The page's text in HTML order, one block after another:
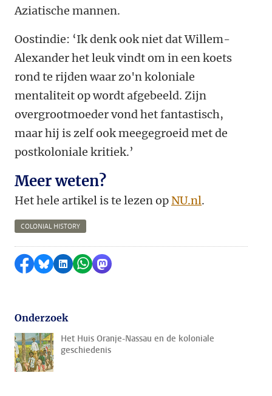
Aziatische mannen.
Oostindie: ‘Ik denk ook niet dat Willem-
Alexander het leuk vindt om in een koets
rond te rijden waar zo'n koloniale
mentaliteit op wordt afgebeeld. Zijn
overgrootmoeder vond het fantastisch,
maar hij is zelf ook meegegroeid met de
postkoloniale kritiek.’
Meer weten?
Het hele artikel is te lezen opNU.nl.
COLONIAL HISTORY
Delen op Facebook
Delen via Bluesky
Delen op LinkedIn
Delen via WhatsApp
Delen via Mastodon
Onderzoek
Het Huis Oranje-Nassau en de koloniale
geschiedenis